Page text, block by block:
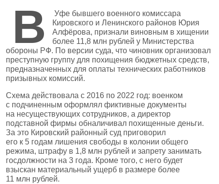
В
Уфе бывшего военного комиссара
Кировского и Ленинского районов Юрия
Алфёрова, признали виновным в хищении
более 11,8 млн рублей у Министерства
обороны РФ. По версии суда, что чиновник организовал
преступную группу для похищения бюджетных средств,
предназначенных для оплаты технических работников
призывных комиссий.
Схема действовала с 2016 по 2022 год: военком
с подчиненным оформлял фиктивные документы
на несуществующих сотрудников, а директор
подставной фирмы обналичивал похищенные деньги.
За это Кировский районный суд приговорил
его к 5 годам лишения свободы в колонии общего
режима, штрафу в 1,8 млн рублей и запрету занимать
госдолжности на 3 года. Кроме того, с него будет
взыскан материальный ущерб в размере более
11 млн рублей.